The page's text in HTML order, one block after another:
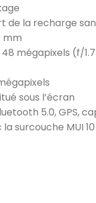
de la recharge
mm
mégapixels (f/
sous l’écran
5.0, GPS,
surcouche MUI 10